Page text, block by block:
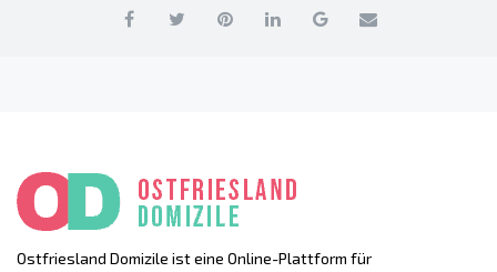
Ostfriesland Domizile ist eine Online-Plattform für